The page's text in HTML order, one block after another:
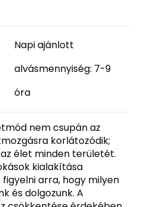
Napi ajánlott
alvásmennyiség: 7-9
óra
nem csupán az
korlátozódik;
élet minden területét.
kialakítása
arra, hogy milyen
és dolgozunk. A